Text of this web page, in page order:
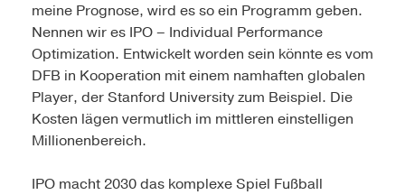
meine Prognose, wird es so ein Programm geben.
Nennen wir es IPO – Individual Performance
Optimization. Entwickelt worden sein könnte es vom
DFB in Kooperation mit einem namhaften globalen
Player, der Stanford University zum Beispiel. Die
Kosten lägen vermutlich im mittleren einstelligen
Millionenbereich.
IPO macht 2030 das komplexe Spiel Fußball